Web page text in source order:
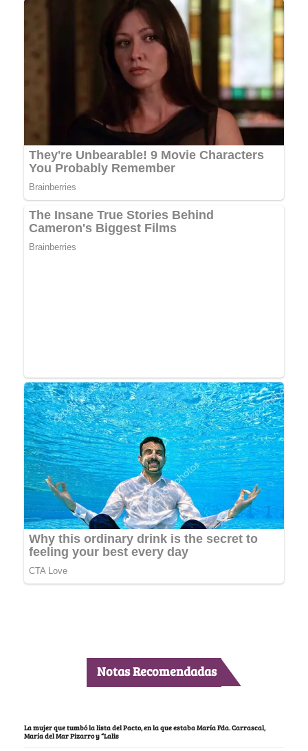
Notas Recomendadas
La mujer que tumbó la lista del Pacto, en la que estaba María Fda. Carrascal,
María del Mar Pizarro y “Lalis